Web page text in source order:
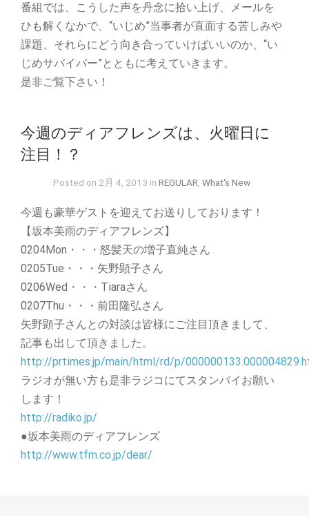
番組では、こうした声を丹念に拾い上げ、メールを
ひも解くなかで、“いじめ”当事者が直面する苦しみや
課題、それらにどう向き合っていけばいいのか、“い
じめサバイバー”とともに考えていきます。
是非ご覧下さい！
今週のディアフレンズは、火曜日に
注目！？
Posted on 2月 4, 2013 inREGULAR ,What's New
今週も豪華ゲストを迎えてお送りしております！
【坂本美雨のディアフレンズ】
0204Mon・・・怒髪天の増子直純さん
0205Tue・・・矢野顕子さん
0206Wed・・・Tiaraさん
0207Thu・・・前田隆弘さん
矢野顕子さんとの対談は皆様にご注目頂きまして、
記事も出して頂きました。
http://prtimes.jp/main/html/rd/p/
ラジオが無い方も是非ラジコにてスタンバイお願い
します！
http://radiko.jp/
●坂本美雨のディアフレンズ
http://www.tfm.co.jp/dear/